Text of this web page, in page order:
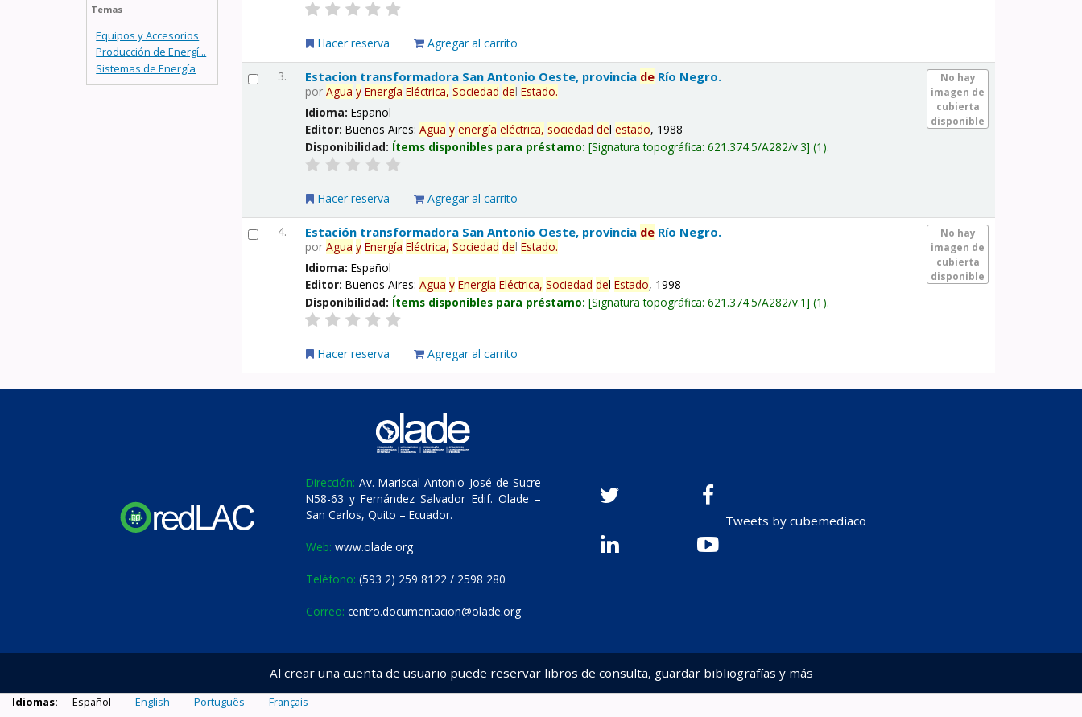
Temas
Equipos y Accesorios
Producción de Energí...
Sistemas de Energía
Hacer reserva Agregar al carrito
3.
No hay
imagen de
cubierta
disponible
Estacion transformadora San Antonio Oeste, provincia de Río Negro.
porAgua y Energía Eléctrica, Sociedad delEstado.
Idioma:Español
Editor:Buenos Aires:Agua y energía eléctrica, sociedad delestado, 1988
Disponibilidad: Ítems disponibles para préstamo: Signatura topográfica:621.374.5/A282/v.3 (1).
Hacer reserva Agregar al carrito
4.
No hay
imagen de
cubierta
disponible
Estación transformadora San Antonio Oeste, provincia de Río Negro.
porAgua y Energía Eléctrica, Sociedad delEstado.
Idioma:Español
Editor:Buenos Aires:Agua y Energía Eléctrica, Sociedad delEstado, 1998
Disponibilidad: Ítems disponibles para préstamo: Signatura topográfica:621.374.5/A282/v.1 (1).
Hacer reserva Agregar al carrito
Dirección: Av. Mariscal Antonio José de Sucre
N58-63 y Fernández Salvador Edif. Olade –
San Carlos, Quito – Ecuador.
Web: www.olade.org
Teléfono: (593 2) 259 8122 / 2598 280
Correo: centro.documentacion@olade.org
Tweets by cubemediaco
Al crear una cuenta de usuario puede reservar libros de consulta, guardar bibliografías y más
Idiomas: Español English Português Français